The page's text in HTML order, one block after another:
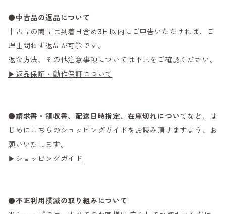
●中古品の返品について
中古品の商品は到着日含め3日以内にご申告いただければ、ご
理由問わず返品が可能です。
返金方法、その他注意事項については下記をご確認ください。
▶返品保証・動作保証について
●請求書・領収書、配送日時指定、在庫切れについてなど、は
じめにこちらのショッピングガイドをお読み頂けますよう、お
願いいたします。
▶ショッピングガイド
●不正利用撲滅の取り組みについて